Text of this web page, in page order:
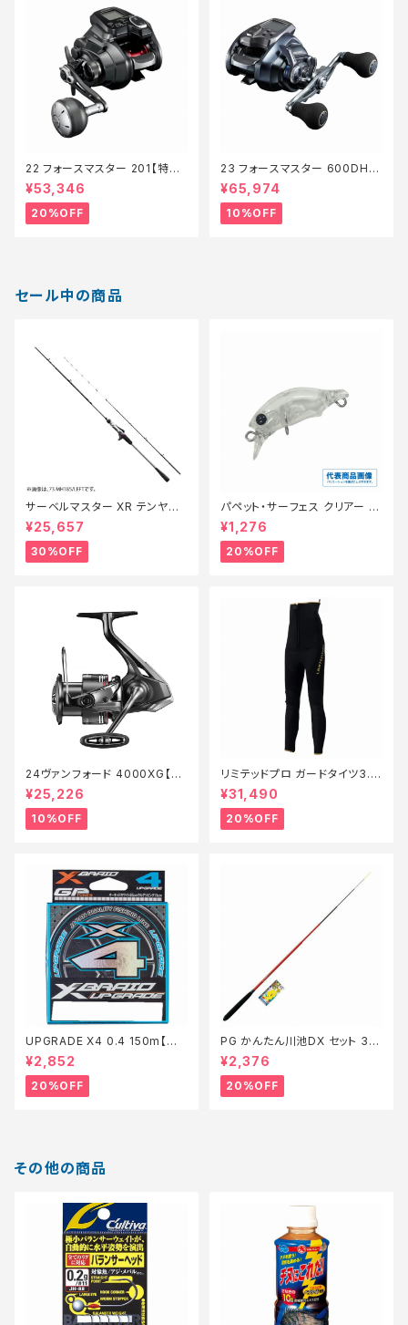
22 フォースマスター 201【特価
リール】【20】
¥53,346
20%OFF
23 フォースマスター 600DH
【継続セール_リール】【10】
¥65,974
10%OFF
セール中の商品
サーベルマスター XR テンヤ
73MH 185R【特価ロッド】【30】
¥25,657
30%OFF
パペット・サーフェス クリアー 0
1【特価ルアー】【20】
¥1,276
20%OFF
24ヴァンフォード 4000XG【継
続セール_リール】【10】
¥25,226
10%OFF
リミテッドプロ ガードタイツ3.0
FI−540X 黒 LB【特価装備】【2
0】
¥31,490
20%OFF
UPGRADE X4 0.4 150m【特
価仕掛】【20】
¥2,852
20%OFF
PG かんたん川池DX セット 36
0【特価セット】【20】
¥2,376
20%OFF
その他の商品